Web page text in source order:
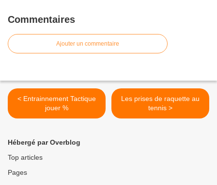
Commentaires
Ajouter un commentaire
< Entrainnement Tactique
jouer %
Les prises de raquette au
tennis >
Hébergé par Overblog
Top articles
Pages